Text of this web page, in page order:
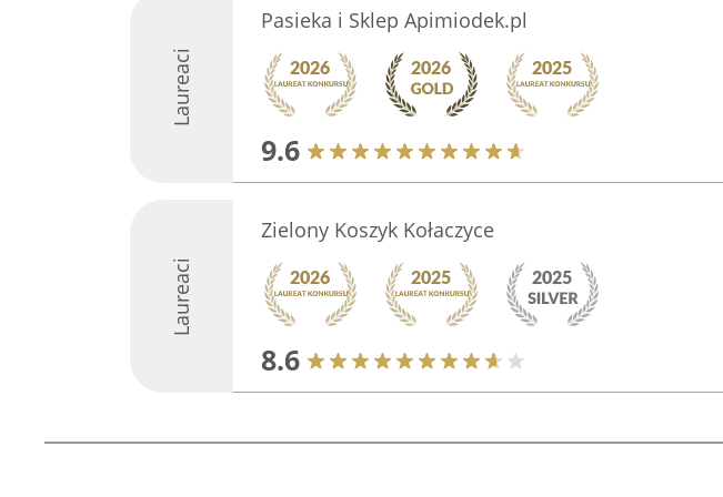
Laureaci
Pasieka i Sklep Apimiodek.pl
9.6
Laureaci
Zielony Koszyk Kołaczyce
8.6